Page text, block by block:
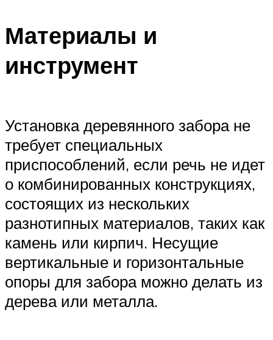
Материалы и
инструмент
Установка деревянного забора не
требует специальных
приспособлений, если речь не идет
о комбинированных конструкциях,
состоящих из нескольких
разнотипных материалов, таких как
камень или кирпич. Несущие
вертикальные и горизонтальные
опоры для забора можно делать из
дерева или металла.